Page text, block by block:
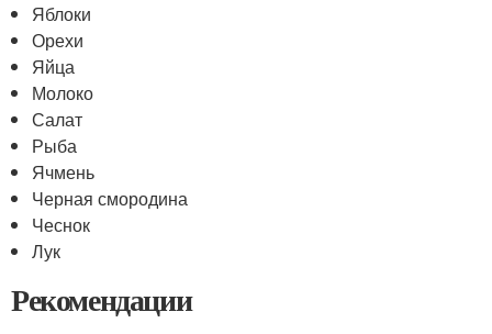
Яблоки
Орехи
Яйца
Молоко
Салат
Рыба
Ячмень
Черная смородина
Чеснок
Лук
Рекомендации